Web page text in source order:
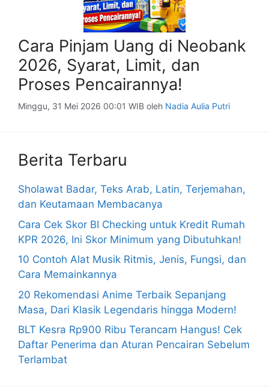
Cara Pinjam Uang di Neobank
2026, Syarat, Limit, dan
Proses Pencairannya!
Minggu, 31 Mei 2026 00:01 WIB oleh Nadia Aulia Putri
Berita Terbaru
Sholawat Badar, Teks Arab, Latin, Terjemahan,
dan Keutamaan Membacanya
Cara Cek Skor BI Checking untuk Kredit Rumah
KPR 2026, Ini Skor Minimum yang Dibutuhkan!
10 Contoh Alat Musik Ritmis, Jenis, Fungsi, dan
Cara Memainkannya
20 Rekomendasi Anime Terbaik Sepanjang
Masa, Dari Klasik Legendaris hingga Modern!
BLT Kesra Rp900 Ribu Terancam Hangus! Cek
Daftar Penerima dan Aturan Pencairan Sebelum
Terlambat